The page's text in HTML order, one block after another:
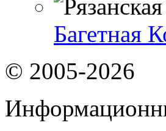
Багетная
© 2005-2026